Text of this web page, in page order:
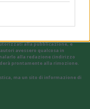
portale è di nostra proprietà.
alla pubblicazione, e
avessero qualcosa in
alla redazione (indirizzo
prontamente alla rimozione.
ma un sito di informazione di